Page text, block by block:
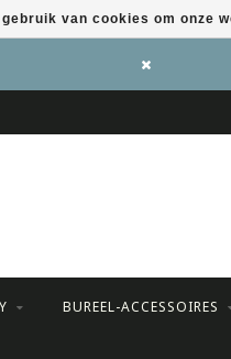
BUREEL-ACCESSOIRES
van cookies om onze